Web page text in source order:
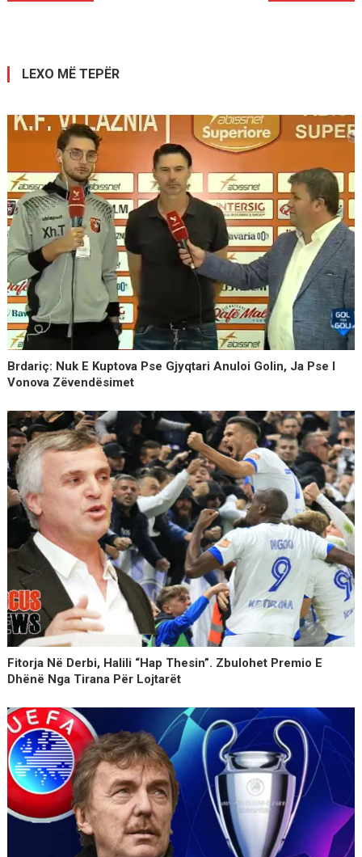
LEXO MË TEPËR
Brdariç: Nuk E Kuptova Pse Gjyqtari Anuloi Golin, Ja Pse I
Vonova Zëvendësimet
Fitorja Në Derbi, Halili “hap Thesin”. Zbulohet Premio E
Dhënë Nga Tirana Për Lojtarët